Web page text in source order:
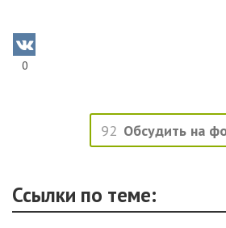
0
92 Обсудить на
Ссылки по теме: